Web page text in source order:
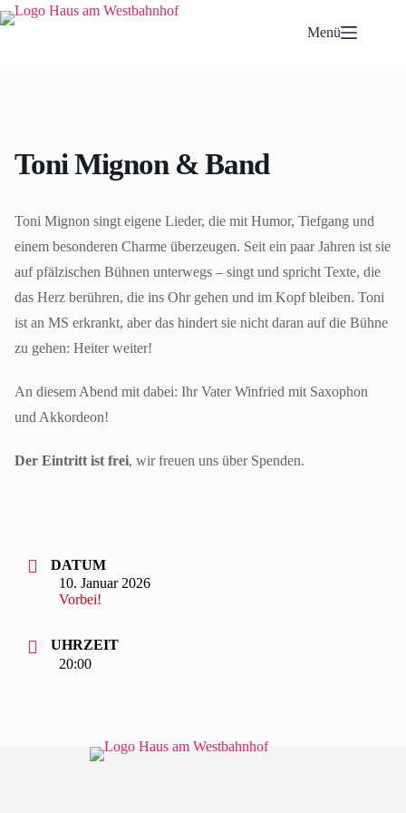
Zum
Inhalt
Menü
Toni Mignon & Band
Toni Mignon singt eigene Lieder, die mit Humor, Tiefgang und
einem besonderen Charme überzeugen. Seit ein paar Jahren ist sie
auf pfälzischen Bühnen unterwegs – singt und spricht Texte, die
das Herz berühren, die ins Ohr gehen und im Kopf bleiben. Toni
ist an MS erkrankt, aber das hindert sie nicht daran auf die Bühne
zu gehen: Heiter weiter!
An diesem Abend mit dabei: Ihr Vater Winfried mit Saxophon
und Akkordeon!
Der Eintritt ist frei, wir freuen uns über Spenden.
DATUM
10. Januar 2026
Vorbei!
UHRZEIT
20:00